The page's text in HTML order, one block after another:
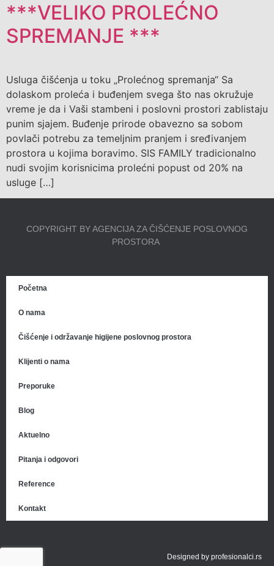
***VELIKO PROLEĆNO
SPREMANJE ***
Usluga čišćenja u toku „Prolećnog spremanja“ Sa
dolaskom proleća i buđenjem svega što nas okružuje
vreme je da i Vaši stambeni i poslovni prostori zablistaju
punim sjajem. Buđenje prirode obavezno sa sobom
povlači potrebu za temeljnim pranjem i sređivanjem
prostora u kojima boravimo. SIS FAMILY tradicionalno
nudi svojim korisnicima prolećni popust od 20% na
usluge […]
COPYRIGHT BY AGENCIJA ZA ČIŠĆENJE POSLOVNOG
PROSTORA
Početna
O nama
Čišćenje i održavanje higijene poslovnog prostora
Klijenti o nama
Preporuke
Blog
Aktuelno
Pitanja i odgovori
Reference
Kontakt
Designed by profesionalci.rs